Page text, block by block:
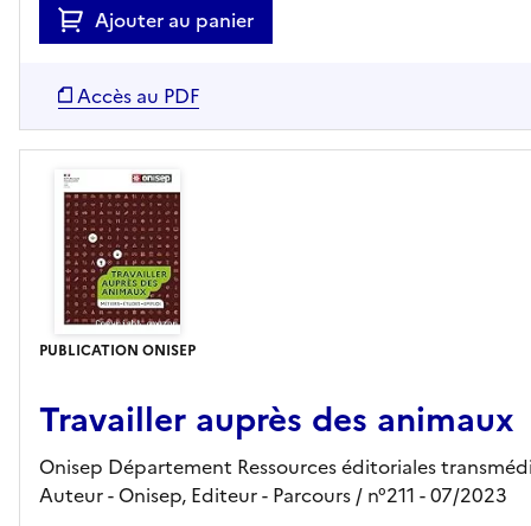
Ajouter au panier
Accès au PDF
PUBLICATION ONISEP
Travailler auprès des animaux
Onisep Département Ressources éditoriales
Auteur - Onisep, Editeur- Parcours / n°211 - 07/2023